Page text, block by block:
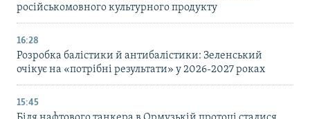
російськомовного культурного продукту
16:28
Розробка балістики й антибалістики: Зеленський
очікує на «потрібні результати» у 2026-2027 роках
15:45